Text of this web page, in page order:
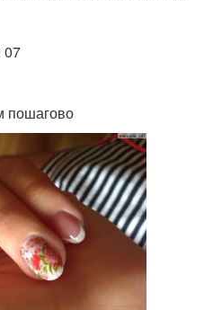
07
пошагово